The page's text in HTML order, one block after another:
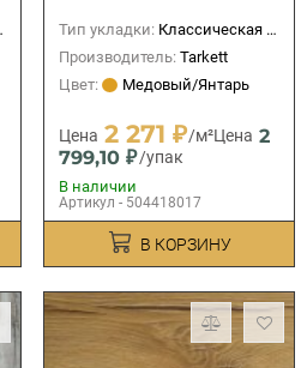
Тип укладки: Классическая (прямая)
Производитель: Tarkett
Цвет:
Медовый/Янтарь
Цена 2 271 ₽/м²Цена 2
799,10 ₽/упак
В наличии
Артикул - 504418017
В КОРЗИНУ